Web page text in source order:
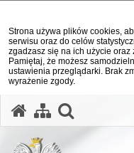
Strona używa plików cookies,
serwisu oraz do celów
zgadzasz się na ich użycie
Pamiętaj, że możesz
ustawienia przeglądarki. Brak
wyrażenie zgody.